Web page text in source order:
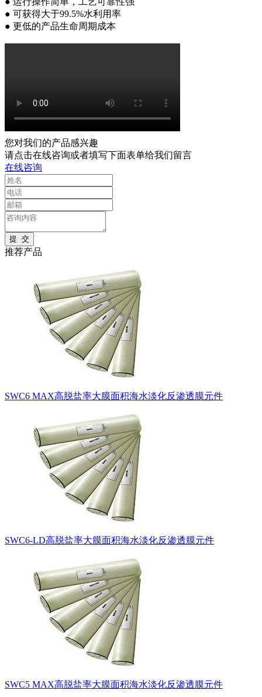
● 可获得大于99.5%水利用率
● 更低的产品生命周期成本
您对我们的产品感兴趣
请点击在线咨询或者填写下面表单给我们留言
在线咨询
推荐产品
SWC6 MAX高脱盐率大膜面积海水淡化反渗透膜元件
SWC6-LD高脱盐率大膜面积海水淡化反渗透膜元件
SWC5 MAX高脱盐率大膜面积海水淡化反渗透膜元件